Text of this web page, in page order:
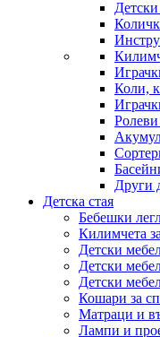
Коли,
Други
Детска стая
Бебешки
Килимчета
Детски
Детски
Детски
Кошари за
Матраци и
Лампи и